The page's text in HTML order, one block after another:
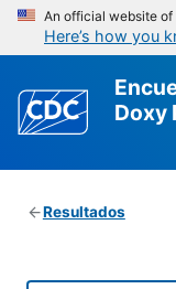
An official website
Here’s how you
Doxy
Resultados